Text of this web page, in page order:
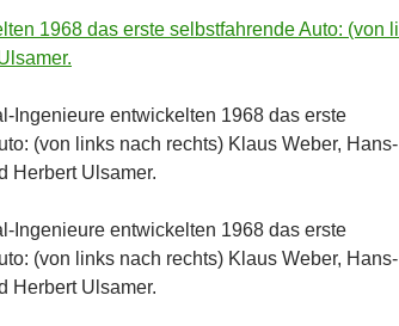
Ingenieure entwickelten 1968 das erste
(von links nach rechts) Klaus Weber, Hans-
Herbert Ulsamer.
Ingenieure entwickelten 1968 das erste
(von links nach rechts) Klaus Weber, Hans-
Herbert Ulsamer.